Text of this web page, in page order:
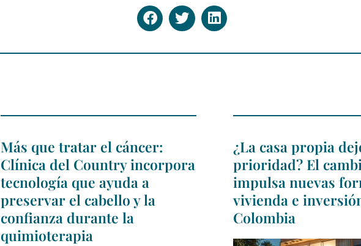
Más que tratar el cáncer:
Clínica del Country incorpora
tecnología que ayuda a
preservar el cabello y la
confianza durante la
quimioterapia
¿La casa propia
prioridad? El
impulsa nuevas
vivienda e
Colombia